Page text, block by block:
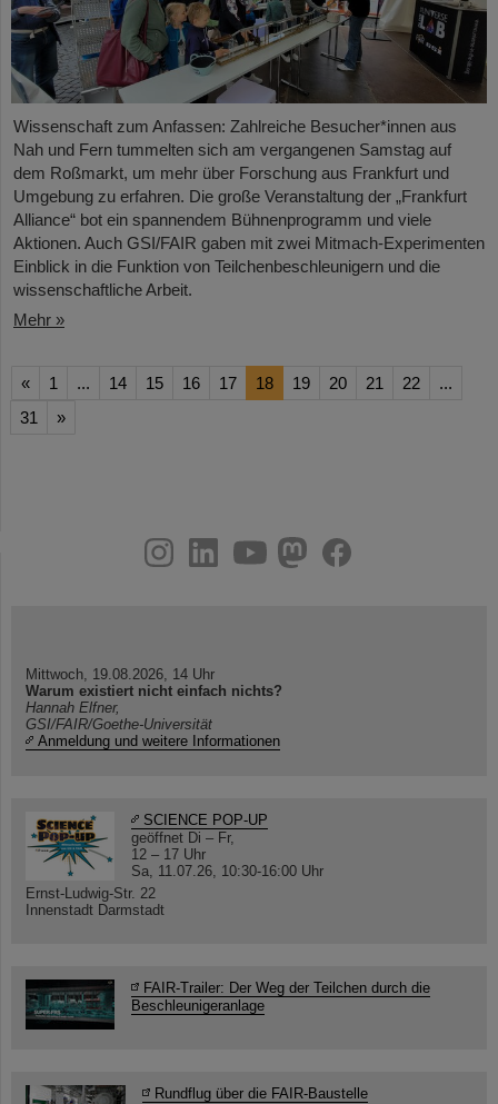
Wissenschaft zum Anfassen: Zahlreiche Besucher*innen aus
Nah und Fern tummelten sich am vergangenen Samstag auf
dem Roßmarkt, um mehr über Forschung aus Frankfurt und
Umgebung zu erfahren. Die große Veranstaltung der „Frankfurt
Alliance“ bot ein spannendem Bühnenprogramm und viele
Aktionen. Auch GSI/FAIR gaben mit zwei Mitmach-Experimenten
Einblick in die Funktion von Teilchenbeschleunigern und die
wissenschaftliche Arbeit.
Mehr »
« 1 ... 14 15 16 17 18 19 20 21 22
...
31
»
youtube
helmholtz.social
facebook
Mittwoch, 19.08.2026, 14 Uhr
Warum existiert nicht einfach nichts?
Hannah Elfner,
GSI/FAIR/Goethe-Universität
Anmeldung und weitere Informationen
SCIENCE POP-UP
geöffnet Di – Fr,
12 – 17 Uhr
Sa, 11.07.26, 10:30-16:00 Uhr
Ernst-Ludwig-Str. 22
Innenstadt Darmstadt
FAIR-Trailer: Der Weg der Teilchen durch die
Beschleunigeranlage
Rundflug über die FAIR-Baustelle